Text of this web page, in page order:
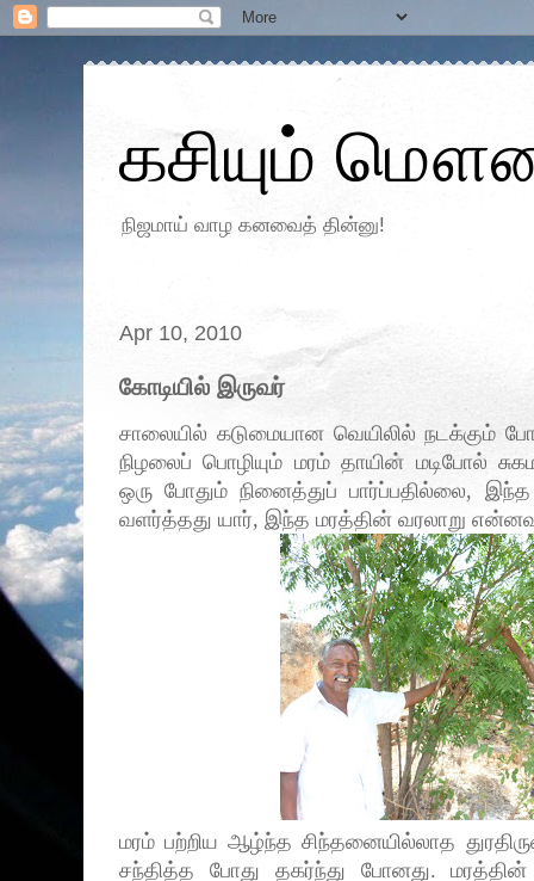
கசியும்
நிஜமாய் வாழ கனவைத் தின்னு!
Apr 10, 2010
கோடியில் இருவர்
சாலையில் கடுமையான வெயிலில் நடக்கும்
நிழலைப் பொழியும் மரம் தாயின் மடிபோல்
ஒரு போதும் நினைத்துப் பார்ப்பதில்லை, இந்த
வளர்த்தது யார், இந்த மரத்தின் வரலாறு
மரம் பற்றிய ஆழ்ந்த சிந்தனையில்லாத
சந்தித்த போது தகர்ந்து போனது.